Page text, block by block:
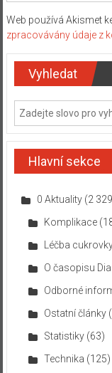
Web používá Akismet
zpracovávány údaje z
Vyhledat
Hlavní sekce
0 Aktuality(2
Komplikace
Léčba
O časopisu
Odborné
Ostatní články
Statistiky(63)
Technika (125)